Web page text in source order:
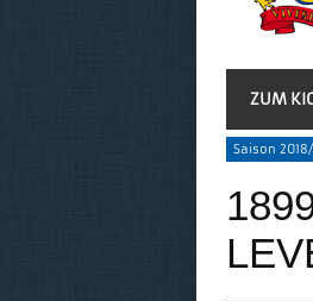
ZUM
Saison